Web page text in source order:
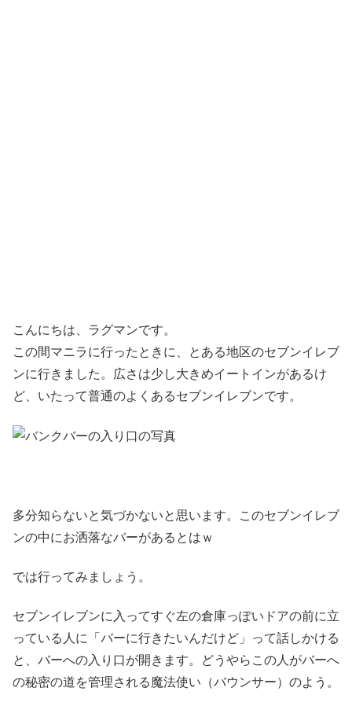
こんにちは、ラグマンです。
この間マニラに行ったときに、とある地区のセブンイレブ
ンに行きました。広さは少し大きめイートインがあるけ
ど、いたって普通のよくあるセブンイレブンです。
多分知らないと気づかないと思います。このセブンイレブ
ンの中にお洒落なバーがあるとはｗ
では行ってみましょう。
セブンイレブンに入ってすぐ左の倉庫っぽいドアの前に立
っている人に「バーに行きたいんだけど」って話しかける
と、バーへの入り口が開きます。どうやらこの人がバーへ
の秘密の道を管理される魔法使い（バウンサー）のよう。